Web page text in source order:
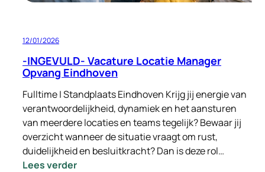
12/01/2026
-INGEVULD- Vacature Locatie Manager
Opvang Eindhoven
Fulltime | Standplaats Eindhoven Krijg jij energie van
verantwoordelijkheid, dynamiek en het aansturen
van meerdere locaties en teams tegelijk? Bewaar jij
overzicht wanneer de situatie vraagt om rust,
duidelijkheid en besluitkracht? Dan is deze rol…
Lees verder: